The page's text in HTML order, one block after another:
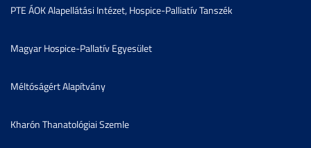
PTE ÁOK Alapellátási Intézet, Hospice-Palliatív Tanszék
Magyar Hospice-Pallatív Egyesület
Méltóságért Alapítvány
Kharón Thanatológiai Szemle